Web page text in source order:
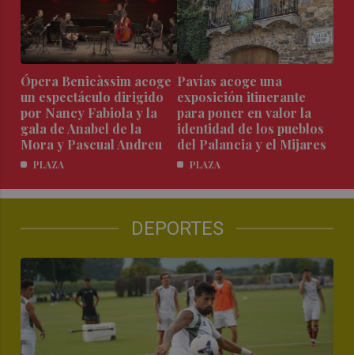
Ópera Benicàssim acoge
un espectáculo dirigido
por Nancy Fabiola y la
gala de Anabel de la
Mora y Pascual Andreu
PLAZA
Pavías acoge una
exposición itinerante
para poner en valor la
identidad de los pueblos
del Palancia y el Mijares
PLAZA
DEPORTES